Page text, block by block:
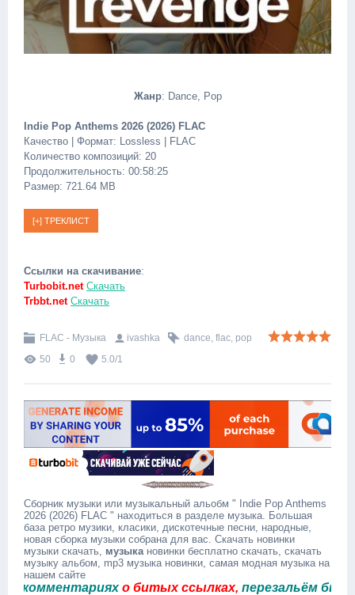
Жанр: Dance, Pop
Indie Pop Anthems 2026 (2026) FLAC
Качество | Формат: Lossless | FLAC
Количество композиций: 20
Продолжительность: 00:58:25
Размер: 721.64 MB
Ссылки на скачивание:
Turbobit.net Скачать
Trbbt.net Скачать
FLAC - Музыка ivashka dance, flac, pop
50
0 5.0/1
Сборник музыки или музыкальный альобм " Indie Pop Anthems
2026 (2026) FLAC " находиться в разделе музыка. Большая
база ретро музики, класики, дискотечные песни, народные,
новая сборка музыки собрана для вас. Скачать новинки
музыки скачать, музыкановинки бесплатно скачать, скачать
музыку альбом, mp3 музыка новинки, самая модная музыка на
нашем сайте
о битых ссылках,перезальём быстро.